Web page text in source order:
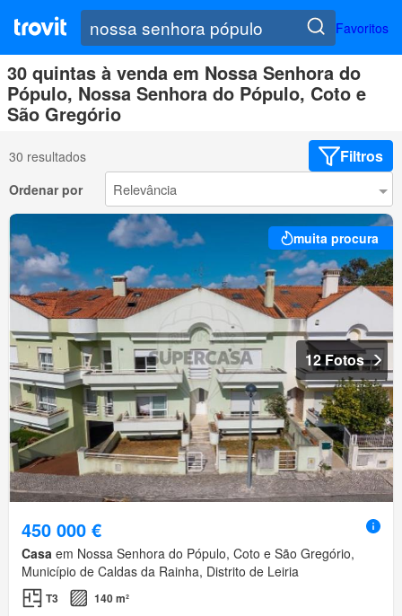
Favoritos
30 quintas à venda em Nossa Senhora do
Pópulo, Nossa Senhora do Pópulo, Coto e
São Gregório
30 resultados Filtros
Ordenar por
muita procura
12 Fotos
450 000 €
Casa em Nossa Senhora do Pópulo, Coto e São Gregório,
Município de Caldas da Rainha, Distrito de Leiria
T3 140 m²